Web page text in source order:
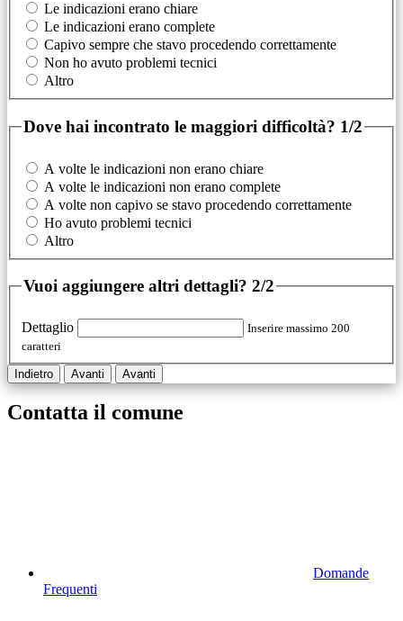
Le indicazioni erano chiare
Le indicazioni erano complete
Capivo sempre che stavo procedendo correttamente
Non ho avuto problemi tecnici
Altro
Dove hai incontrato le maggiori difficoltà? 1/2
A volte le indicazioni non erano chiare
A volte le indicazioni non erano complete
A volte non capivo se stavo procedendo correttamente
Ho avuto problemi tecnici
Altro
Vuoi aggiungere altri dettagli? 2/2
Dettaglio
Inserire massimo 200
caratteri
Indietro Avanti Avanti
Contatta il comune
Domande
Frequenti